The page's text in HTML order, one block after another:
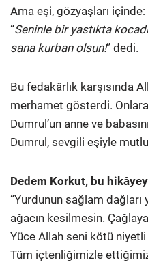
Ama eşi, gözyaşları içinde:
“Seninle bir yastıkta
sana kurban olsun!” dedi.
Bu fedakârlık karşısında
merhamet gösterdi.
Dumrul’un anne ve
Dumrul, sevgili eşiyle
Dedem Korkut, bu
“Yurdunun sağlam dağları
ağacın kesilmesin.
Yüce Allah seni kötü
Tüm içtenliğimizle